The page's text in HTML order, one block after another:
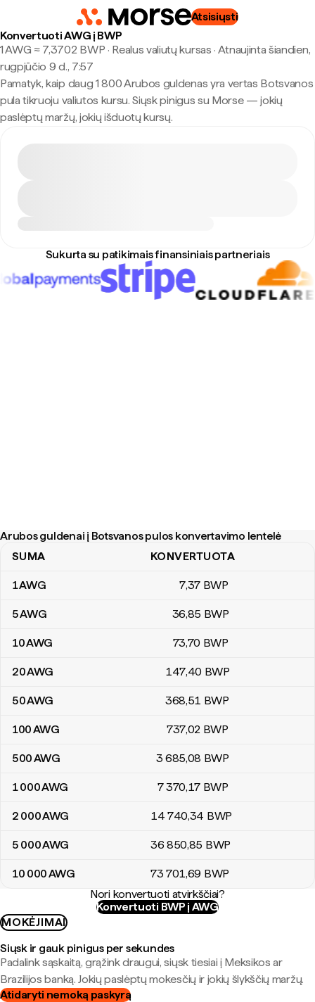
Atsisiųsti
Konvertuoti AWG į BWP
1 AWG ≈ 7,3702 BWP · Realus valiutų kursas · Atnaujinta šiandien,
rugpjūčio 9 d., 7:57
Pamatyk, kaip daug 1 800 Arubos guldenas yra vertas Botsvanos
pula tikruoju valiutos kursu. Siųsk pinigus su Morse — jokių
paslėptų maržų, jokių išduotų kursų.
Sukurta su patikimais finansiniais partneriais
Arubos guldenai į Botsvanos pulos konvertavimo lentelė
Arubos guldenai į Botsvanos pulos konvertavimo lentelė
SUMA KONVERTUOTA
1AWG 7,37 BWP
5AWG 36,85 BWP
10AWG 73,70 BWP
20AWG 147,40 BWP
50AWG 368,51 BWP
100AWG 737,02 BWP
500AWG 3 685,08 BWP
1 000AWG 7 370,17 BWP
2 000AWG 14 740,34 BWP
5 000AWG 36 850,85 BWP
10 000AWG 73 701,69 BWP
Nori konvertuoti atvirkščiai?
Konvertuoti BWP į AWG
MOKĖJIMAI
Siųsk ir gauk pinigus per sekundes
Padalink sąskaitą, grąžink draugui, siųsk tiesiai į Meksikos ar
Brazilijos banką. Jokių paslėptų mokesčių ir jokių šlykščių maržų.
Atidaryti nemoką paskyrą